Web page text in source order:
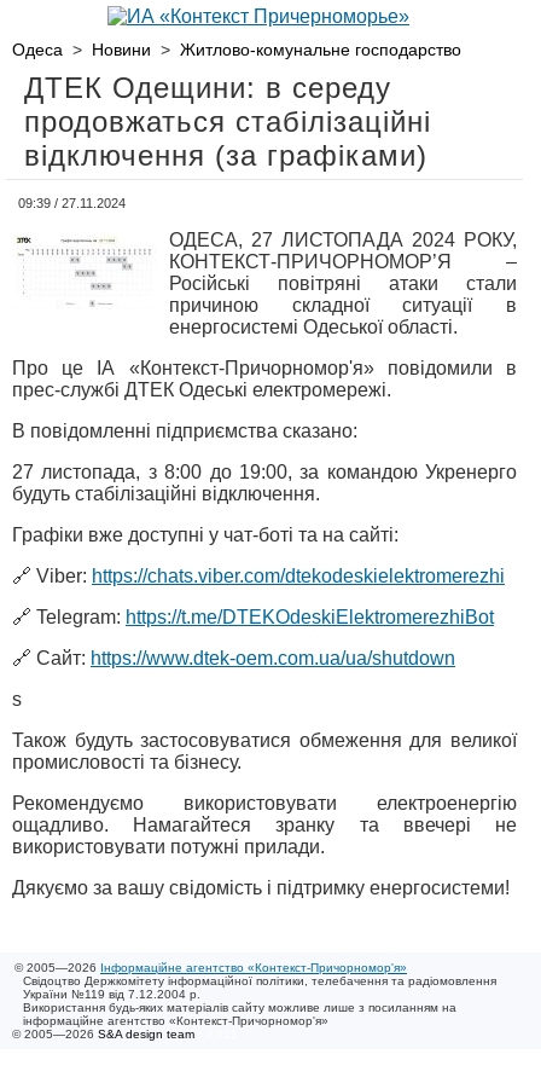
Одеса > Новини > Житлово-комунальне господарство
ДТЕК Одещини: в середу
продовжаться стабілізаційні
відключення (за графіками)
09:39 / 27.11.2024
ОДЕСА, 27 ЛИСТОПАДА 2024 РОКУ,
КОНТЕКСТ-ПРИЧОРНОМОР’Я –
Російські повітряні атаки стали
причиною складної ситуації в
енергосистемі Одеської області.
Про це ІА «Контекст-Причорномор'я» повідомили в
прес-службі ДТЕК Одеські електромережі.
В повідомленні підприємства сказано:
27 листопада, з 8:00 до 19:00, за командою Укренерго
будуть стабілізаційні відключення.
Графіки вже доступні у чат-боті та на сайті:
🔗 Viber: https://chats.viber.com/dtekodeskielektromerezhi
🔗 Telegram: https://t.me/DTEKOdeskiElektromerezhiBot
🔗 Сайт: https://www.dtek-oem.com.ua/ua/shutdown
s
Також будуть застосовуватися обмеження для великої
промисловості та бізнесу.
Рекомендуємо використовувати електроенергію
ощадливо. Намагайтеся зранку та ввечері не
використовувати потужні прилади.
Дякуємо за вашу свідомість і підтримку енергосистеми!
© 2005—2026 Інформаційне агентство «Контекст-Причорномор'я»
Свідоцтво Держкомітету інформаційної політики, телебачення та радіомовлення
України №119 від 7.12.2004 р.
Використання будь-яких матеріалів сайту можливе лише з посиланням на
інформаційне агентство «Контекст-Причорномор'я»
© 2005—2026 S&A design team